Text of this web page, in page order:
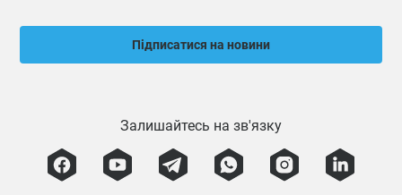
Підписатися на новини
Залишайтесь на зв'язку